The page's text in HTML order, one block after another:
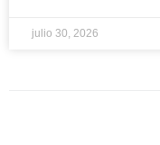
julio 30, 2026